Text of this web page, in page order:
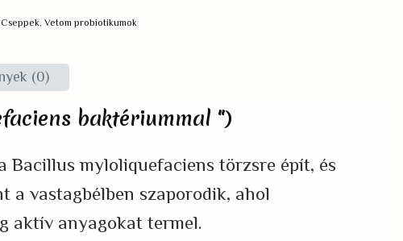
Cseppek, Vetom probiotikumok
(0)
baktériummal ")
myloliquefaciens törzsre épít, és
a vastagbélben szaporodik, ahol
aktív anyagokat termel.